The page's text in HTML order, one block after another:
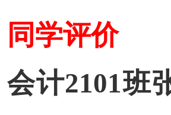
同学评价
会计2101班